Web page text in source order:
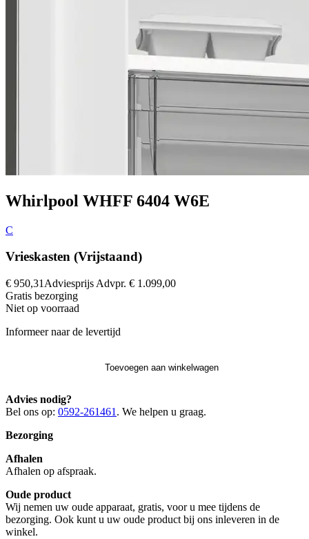
Whirlpool WHFF 6404 W6E
C
Vrieskasten (Vrijstaand)
€ 950,31 Adviesprijs Advpr. € 1.099,00
Gratis bezorging
Niet op voorraad
Informeer naar de levertijd
Toevoegen aan winkelwagen
Advies nodig?
Bel ons op: 0592-261461 . We helpen u graag.
Bezorging
Afhalen
Afhalen op afspraak.
Oude product
Wij nemen uw oude apparaat, gratis, voor u mee tijdens de
bezorging. Ook kunt u uw oude product bij ons inleveren in de
winkel.